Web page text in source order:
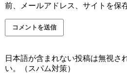
前、メールアドレス、サイトを保
日本語が含まれない投稿は無視さ
い。（スパム対策）